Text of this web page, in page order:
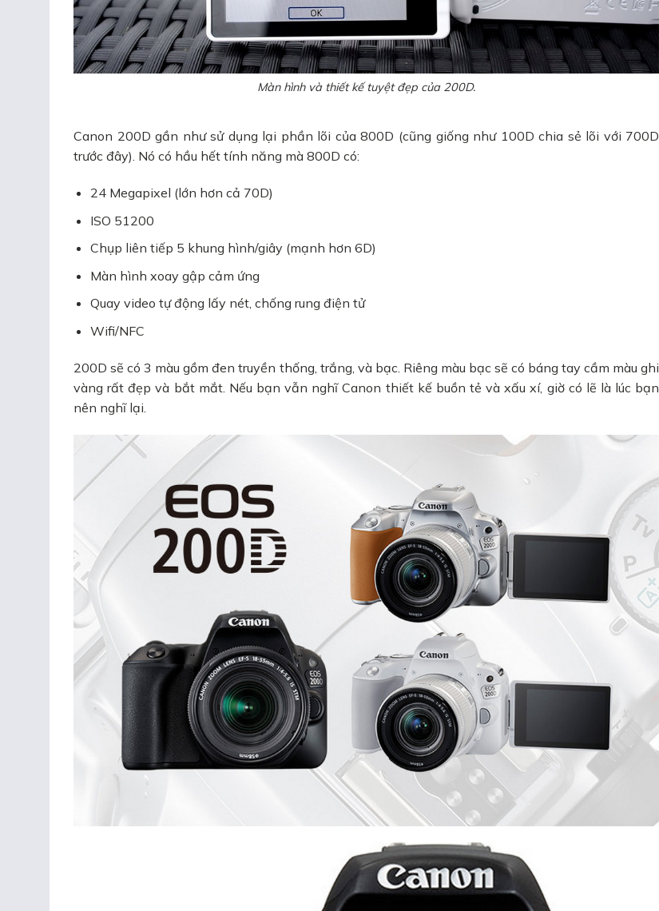
Màn hình và thiết kế tuyệt đẹp của 200D.
Canon 200D gần như sử dụng lại phần lõi của 800D (cũng giống như 100D chia sẻ lõi với 700D
trước đây). Nó có hầu hết tính năng mà 800D có:
24 Megapixel (lớn hơn cả 70D)
ISO 51200
Chụp liên tiếp 5 khung hình/giây (mạnh hơn 6D)
Màn hình xoay gập cảm ứng
Quay video tự động lấy nét, chống rung điện tử
Wifi/NFC
200D sẽ có 3 màu gồm đen truyền thống, trắng, và bạc. Riêng màu bạc sẽ có báng tay cầm màu ghi
vàng rất đẹp và bắt mắt. Nếu bạn vẫn nghĩ Canon thiết kế buồn tẻ và xấu xí, giờ có lẽ là lúc bạn
nên nghĩ lại.